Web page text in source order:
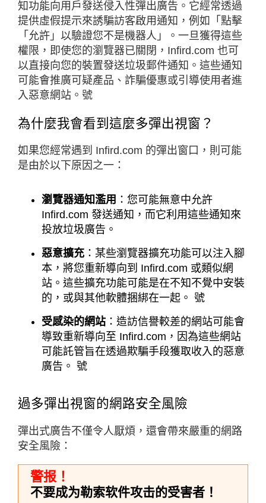
知功能向用戶發送侵入性彈出廣告。它經常透過
提供虛假提示來誘騙訪客啟用通知，例如「點擊
「允許」以驗證您不是機器人」。一旦獲得這些
權限，即使您的瀏覽器已關閉，Infird.com 也可
以直接向您的裝置發送垃圾郵件通知。這些通知
可能會推廣可疑產品、詐騙優惠或引導使用者進
入惡意網站。號
為什麼我會看到這麼多彈出視窗？
如果您經常遇到 Infird.com 的彈出窗口，則可能
是由於以下原因之一：
瀏覽器通知濫用 ：您可能無意中允許
Infird.com 發送通知，而它利用這些通知來
投放垃圾廣告。
惡意擴充 ：某些瀏覽器擴充功能可以注入腳
本，將您重新導向到 Infird.com 或類似網
站。這些擴充功能可能是在不知不覺中安裝
的，或與其他軟體捆綁在一起。 號
受感染的網站 ：造訪信譽較差的網站可能會
導致重新導向至 Infird.com，因為這些網站
可能託管旨在透過欺騙手段獲取收入的惡意
廣告。 號
過多彈出視窗的網路安全風險
彈出式廣告不僅令人厭煩，還會帶來嚴重的網路
安全風險：
警报！
不要成为勒索软件攻击的受害者！